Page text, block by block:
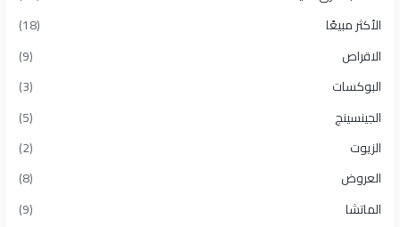
الأكثر مبيعًا​
(18)
الاقراص
(9)
البوكسات
(3)
الجينسينج
(5)
الزيوت
(2)
العروض
(8)
الماتشا
(9)